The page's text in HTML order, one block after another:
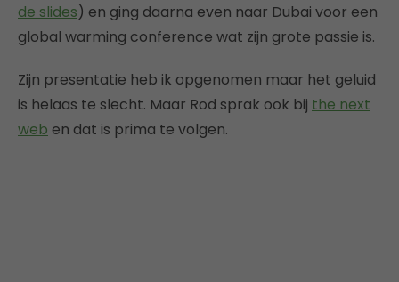
de slides) en ging daarna even naar Dubai voor een
global warming conference wat zijn grote passie is.
Zijn presentatie heb ik opgenomen maar het geluid
is helaas te slecht. Maar Rod sprak ook bij the next
web en dat is prima te volgen.